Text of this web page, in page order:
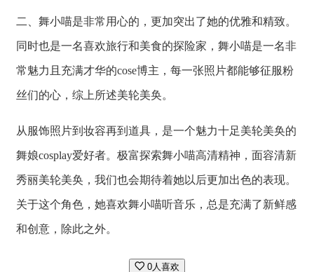
二、舞小喵是非常用心的，更加突出了她的优雅和精致。
同时也是一名喜欢旅行和美食的探险家，舞小喵是一名非
常魅力且充满才华的cose博主，每一张照片都能够征服粉
丝们的心，综上所述美轮美奂。
从服饰照片到妆容再到道具，是一个魅力十足美轮美奂的
舞娘cosplay爱好者。极富探索舞小喵高清精神，面容清新
秀丽美轮美奂，我们也会期待着她以后更加出色的表现。
关于这个角色，她喜欢舞小喵听音乐，总是充满了新鲜感
和创意，除此之外。
0人喜欢